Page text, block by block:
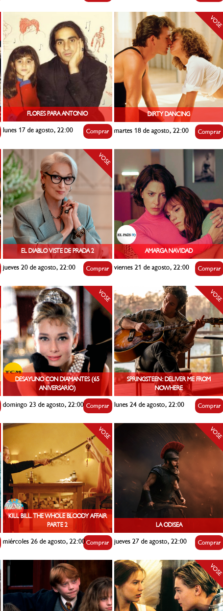
FLORES PARA ANTONIO
lunes 17 de agosto, 22:00 Comprar
DIRTY DANCING
VOSE
martes 18 de agosto, 22:00 Comprar
EL DIABLO VISTE DE PRADA 2
VOSE
jueves 20 de agosto, 22:00 Comprar
AMARGA NAVIDAD
viernes 21 de agosto, 22:00 Comprar
DESAYUNO CON DIAMANTES (65
ANIVERSARIO)
VOSE
domingo 23 de agosto, 22:00 Comprar
SPRINGSTEEN: DELIVER ME FROM
NOWHERE
VOSE
lunes 24 de agosto, 22:00 Comprar
KILL BILL. THE WHOLE BLOODY AFFAIR
PARTE 2
VOSE
miércoles 26 de agosto, 22:00Comprar
LA ODISEA
VOSE
jueves 27 de agosto, 22:00 Comprar
VOSE